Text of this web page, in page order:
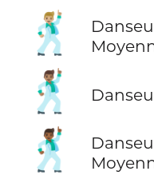
🕺🏼
🕺🏽
🕺🏾